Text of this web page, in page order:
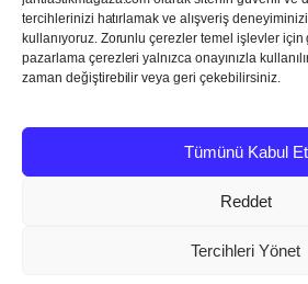
tercihlerinizi hatırlamak ve alışveriş
kullanıyoruz. Zorunlu çerezler temel işlevler
pazarlama çerezleri yalnızca onayınızla
zaman değiştirebilir veya geri çekebilirsiniz.
Tümünü Kabul Et
Reddet
Tercihleri Yönet
Beylas Jant Lastik Sanayi ve Ticaret Limited
Turgut Özal Caddesi No:74, 35390 Buca/
VD: Şirinyer
VN: 1671413282
2026 © Jant Lastik